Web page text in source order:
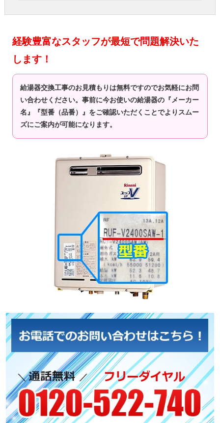
経験豊富なスタッフが最短で問題解決いた
します！
給湯器交換工事のお見積もりは無料ですのでお気軽にお問
い合わせください。事前に今お使いの給湯器の『メーカー
名』『型番（品番）』をご確認いただくことでよりスムー
ズにご案内が可能になります。